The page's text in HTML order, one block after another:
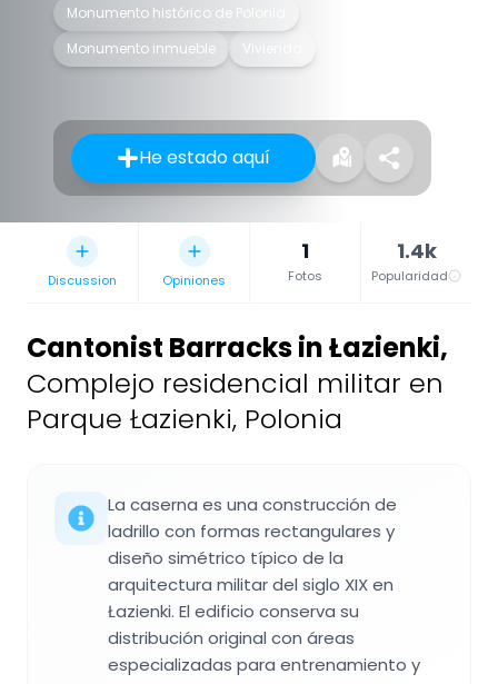
Monumento histórico de Polonia
Monumento inmueble
Vivienda
He estado aquí
Discussion Opiniones
1
Fotos
1.4k
Popularidad
Cantonist Barracks in Łazienki,
Complejo residencial militar en
Parque Łazienki, Polonia
La caserna es una construcción de
ladrillo con formas rectangulares y
diseño simétrico típico de la
arquitectura militar del siglo XIX en
Łazienki. El edificio conserva su
distribución original con áreas
especializadas para entrenamiento y